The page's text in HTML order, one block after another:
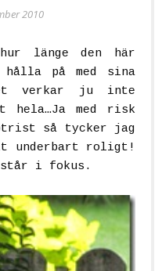
2010
länge den här
hålla på med sina
verkar ju inte
hela…Ja med risk
så tycker jag
underbart roligt!
i fokus.